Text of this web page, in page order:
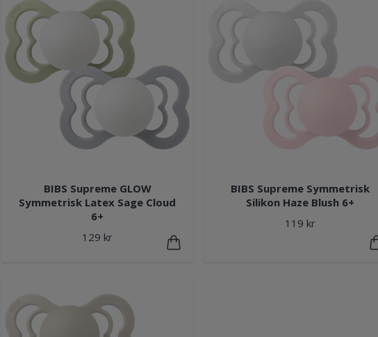
BIBS Supreme GLOW
Symmetrisk Latex Sage Cloud
6+
129 kr
BIBS Supreme Symmetrisk
Silikon Haze Blush 6+
119 kr